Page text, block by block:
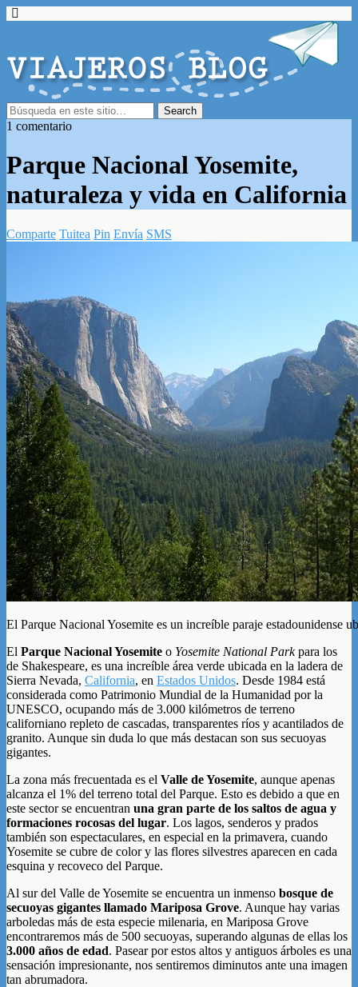
1 comentario
Parque Nacional Yosemite,
naturaleza y vida en California
Comparte Tuitea Pin Envía SMS
El Parque Nacional Yosemite es un increíble paraje estadounidense
El Parque Nacional Yosemite o Yosemite National Parkpara los
de Shakespeare, es una increíble área verde ubicada en la ladera de
Sierra Nevada, California, en Estados Unidos. Desde 1984 está
considerada como Patrimonio Mundial de la Humanidad por la
UNESCO, ocupando más de 3.000 kilómetros de terreno
californiano repleto de cascadas, transparentes ríos y acantilados de
granito. Aunque sin duda lo que más destacan son sus secuoyas
gigantes.
La zona más frecuentada es el Valle de Yosemite, aunque apenas
alcanza el 1% del terreno total del Parque. Esto es debido a que en
este sector se encuentran una gran parte de los saltos de agua y
formaciones rocosas del lugar. Los lagos, senderos y prados
también son espectaculares, en especial en la primavera, cuando
Yosemite se cubre de color y las flores silvestres aparecen en cada
esquina y recoveco del Parque.
Al sur del Valle de Yosemite se encuentra un inmenso bosque de
secuoyas gigantes llamado Mariposa Grove. Aunque hay varias
arboledas más de esta especie milenaria, en Mariposa Grove
encontraremos más de 500 secuoyas, superando algunas de ellas los
3.000 años de edad. Pasear por estos altos y antiguos árboles es una
sensación impresionante, nos sentiremos diminutos ante una imagen
tan abrumadora.